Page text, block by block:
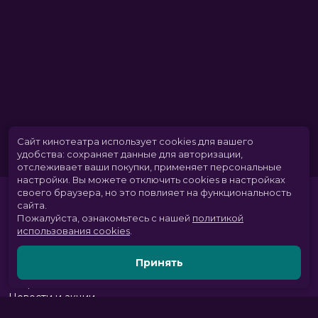
Скоро в кино
Новости и акции
Сайт кинотеатра использует cookies для вашего
удобства: сохраняет данные для авторизации,
отслеживает ваши покупки, применяет персональные
настройки. Вы можете отключить cookies в настройках
своего браузера, но это повлияет на функциональность
сайта.
Пожалуйста, ознакомьтесь с нашей политикой
использования cookies
Принять